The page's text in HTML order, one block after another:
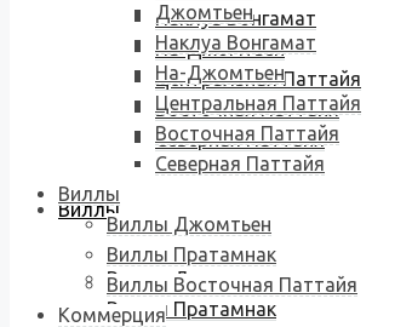
Наклуа Вонгамат
На-Джомтьен
Центральная Паттайя
Восточная Паттайя
Северная Паттайя
Виллы
Виллы Джомтьен
Виллы Пратамнак
Джомтьен
Наклуа Вонгамат
На-Джомтьен
Центральная Паттайя
Восточная Паттайя
Северная Паттайя
Виллы
Виллы Джомтьен
Виллы Пратамнак
Виллы Восточная Паттайя
Коммерция